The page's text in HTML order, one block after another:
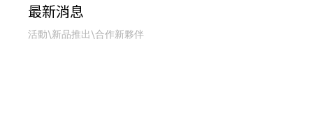
recipe
最新消息
活動\新品推出\合作新夥伴